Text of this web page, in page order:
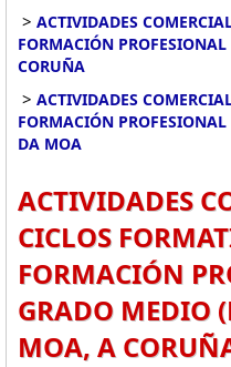
> ACTIVIDADES
FORMACIÓN
CORUÑA
> ACTIVIDADES
FORMACIÓN
DA MOA
ACTIVIDADES
CICLOS
FORMACIÓN
GRADO MEDIO
MOA, A